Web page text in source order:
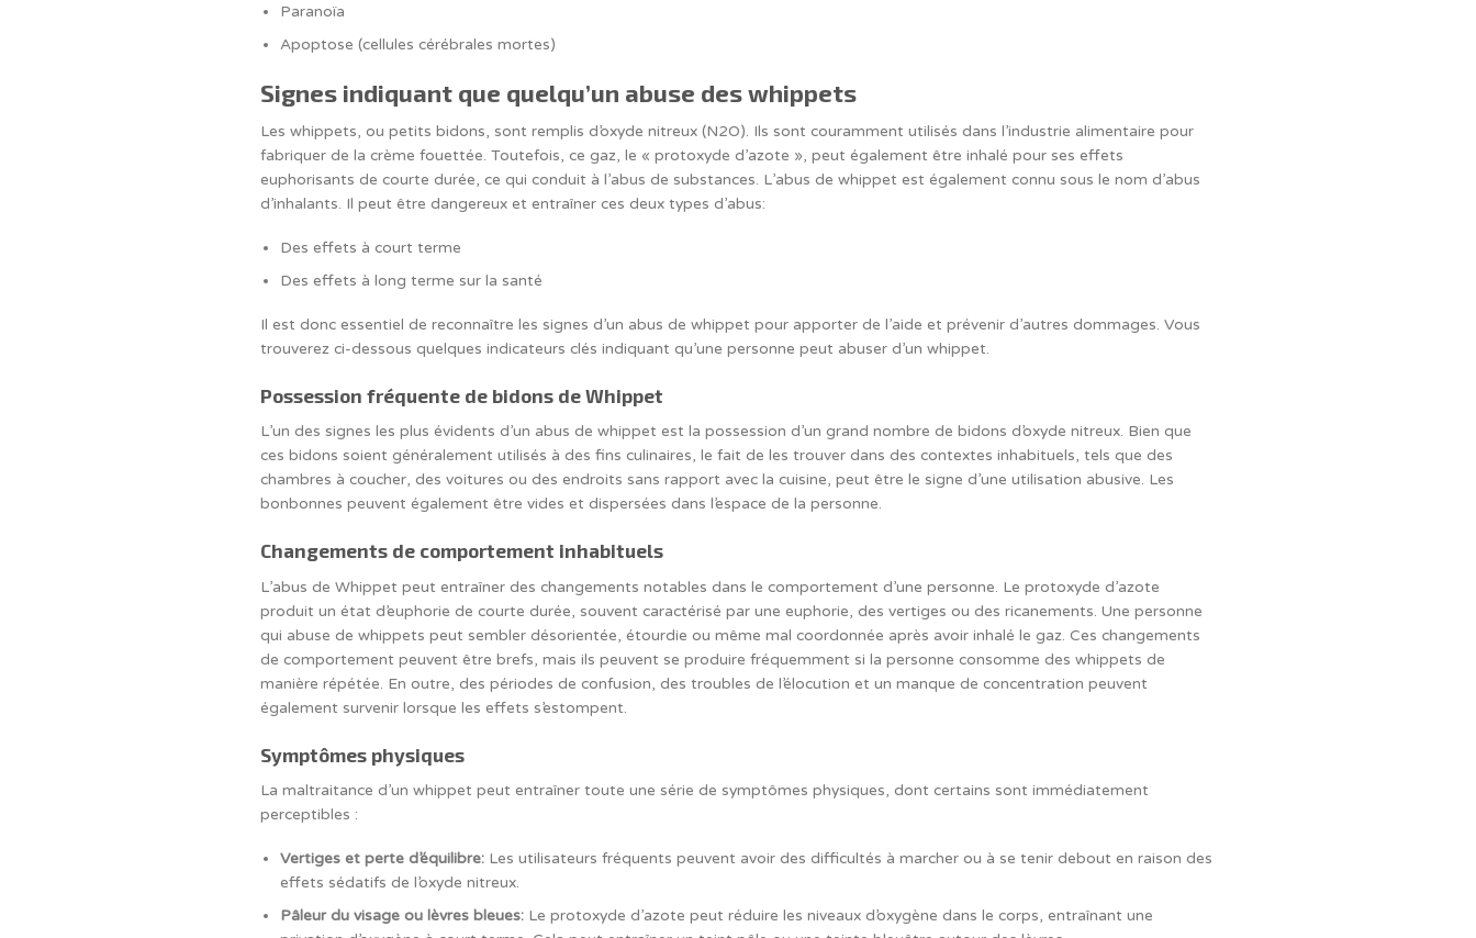
Paranoïa
Apoptose (cellules cérébrales mortes)
Signes indiquant que quelqu’un abuse des whippets
Les whippets, ou petits bidons, sont remplis d’oxyde nitreux (N2O). Ils sont couramment utilisés dans l’industrie alimentaire pour
fabriquer de la crème fouettée. Toutefois, ce gaz, le « protoxyde d’azote », peut également être inhalé pour ses effets
euphorisants de courte durée, ce qui conduit à l’abus de substances. L’abus de whippet est également connu sous le nom d’abus
d’inhalants. Il peut être dangereux et entraîner ces deux types d’abus:
Des effets à court terme
Des effets à long terme sur la santé
Il est donc essentiel de reconnaître les signes d’un abus de whippet pour apporter de l’aide et prévenir d’autres dommages. Vous
trouverez ci-dessous quelques indicateurs clés indiquant qu’une personne peut abuser d’un whippet.
Possession fréquente de bidons de Whippet
L’un des signes les plus évidents d’un abus de whippet est la possession d’un grand nombre de bidons d’oxyde nitreux. Bien que
ces bidons soient généralement utilisés à des fins culinaires, le fait de les trouver dans des contextes inhabituels, tels que des
chambres à coucher, des voitures ou des endroits sans rapport avec la cuisine, peut être le signe d’une utilisation abusive. Les
bonbonnes peuvent également être vides et dispersées dans l’espace de la personne.
Changements de comportement inhabituels
L’abus de Whippet peut entraîner des changements notables dans le comportement d’une personne. Le protoxyde d’azote
produit un état d’euphorie de courte durée, souvent caractérisé par une euphorie, des vertiges ou des ricanements. Une personne
qui abuse de whippets peut sembler désorientée, étourdie ou même mal coordonnée après avoir inhalé le gaz. Ces changements
de comportement peuvent être brefs, mais ils peuvent se produire fréquemment si la personne consomme des whippets de
manière répétée. En outre, des périodes de confusion, des troubles de l’élocution et un manque de concentration peuvent
également survenir lorsque les effets s’estompent.
Symptômes physiques
La maltraitance d’un whippet peut entraîner toute une série de symptômes physiques, dont certains sont immédiatement
perceptibles :
Vertiges et perte d’équilibre:Les utilisateurs fréquents peuvent avoir des difficultés à marcher ou à se tenir debout en raison des
effets sédatifs de l’oxyde nitreux.
Pâleur du visage ou lèvres bleues:Le protoxyde d’azote peut réduire les niveaux d’oxygène dans le corps, entraînant une